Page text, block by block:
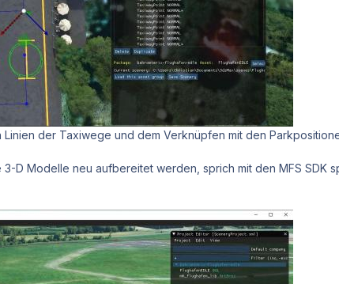
der Taxiwege und dem Verknüpfen mit den
D Modelle neu aufbereitet werden, sprich mit den MFS SDK